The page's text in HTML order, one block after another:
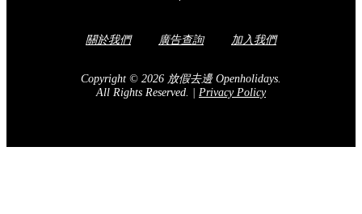
關於我們 廣告查詢 加入我們
Copyright © 2026 放假去邊 Openholidays.
All Rights Reserved. | Privacy Policy